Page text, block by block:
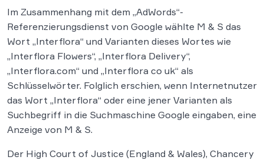
Im Zusammenhang mit dem „AdWords“-
Referenzierungsdienst von Google wählte M & S das
Wort „Interflora“ und Varianten dieses Wortes wie
„Interflora Flowers“, „Interflora Delivery“,
„Interflora.com“ und „Interflora co uk“ als
Schlüsselwörter. Folglich erschien, wenn Internetnutzer
das Wort „Interflora“ oder eine jener Varianten als
Suchbegriff in die Suchmaschine Google eingaben, eine
Anzeige von M & S.
Der High Court of Justice (England & Wales), Chancery